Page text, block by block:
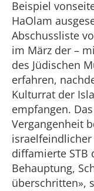
Beispiel
HaOlam
Abschussliste
im März der –
des Jüdischen
erfahren,
Kulturrat der
empfangen.
Vergangenheit
israelfeindlicher
diffamierte
Behauptung,
überschritten»,